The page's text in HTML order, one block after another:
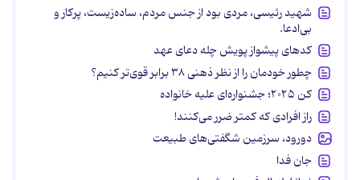
شهید رئیسی، مردی بود از جنس مردم، ساده‌زیست، پرکار و
بی‌ادعا.
کدهای پیشواز پویش چله دعای عهد
چطور خودمان را از نظر ذهنی ۳۸ برابر قوی‌تر کنیم؟
کن ۲۰۲۵؛ جشنواره‌ای علیه خانواده
راز افرادی که کمتر ضرر می‌کنند!
دورود، سرزمین شگفتی‌های طبیعت
جان فدا